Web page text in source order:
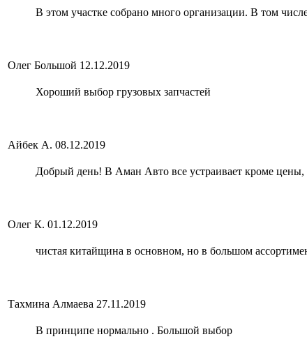
В этом участке собрано много организации. В том
Олег Большой 12.12.2019
Хороший выбор грузовых запчастей
Айбек А. 08.12.2019
Добрый день! В Аман Авто все устраивает кроме
Олег К. 01.12.2019
чистая китайщина в основном, но в большом
Тахмина Алмаева 27.11.2019
В принципе нормально . Большой выбор